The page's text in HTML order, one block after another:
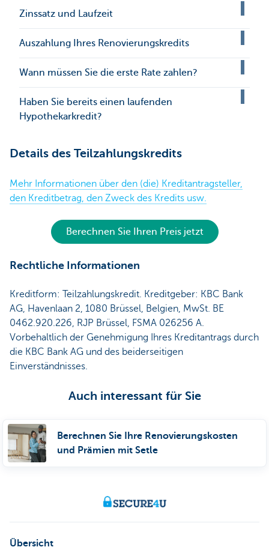
Zinssatz und Laufzeit
Auszahlung Ihres Renovierungskredits
Wann müssen Sie die erste Rate zahlen?
Haben Sie bereits einen laufenden
Hypothekarkredit?
Details des Teilzahlungskredits
Mehr Informationen über den (die) Kreditantragsteller,
den Kreditbetrag, den Zweck des Kredits usw.
Berechnen Sie Ihren Preis jetzt
Rechtliche Informationen
Kreditform: Teilzahlungskredit. Kreditgeber: KBC Bank
AG, Havenlaan 2, 1080 Brüssel, Belgien, MwSt. BE
0462.920.226, RJP Brüssel, FSMA 026256 A.
Vorbehaltlich der Genehmigung Ihres Kreditantrags durch
die KBC Bank AG und des beiderseitigen
Einverständnisses.
Auch interessant für Sie
Berechnen Sie Ihre Renovierungskosten
und Prämien mit Setle
Übersicht